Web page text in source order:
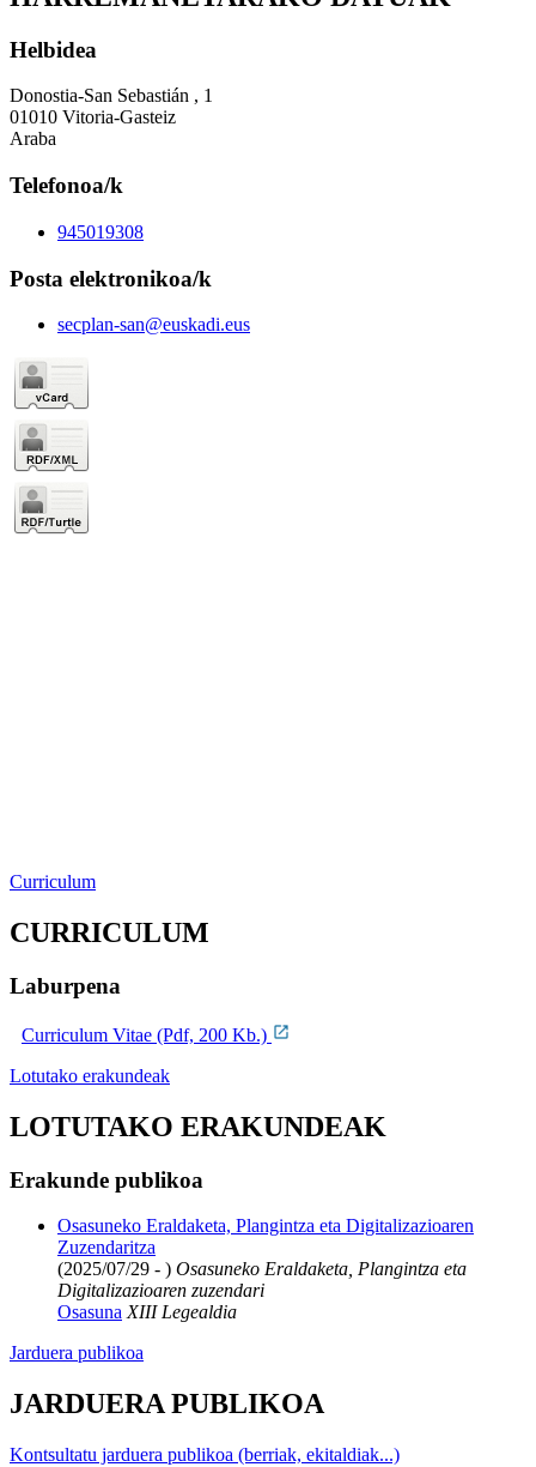
Helbidea
Donostia-San Sebastián , 1
01010 Vitoria-Gasteiz
Araba
Telefonoa/k
945019308
Posta elektronikoa/k
secplan-san@euskadi.eus
Curriculum
CURRICULUM
Laburpena
Curriculum Vitae (Pdf, 200 Kb.)
Lotutako erakundeak
LOTUTAKO ERAKUNDEAK
Erakunde publikoa
Osasuneko Eraldaketa, Plangintza eta Digitalizazioaren
Zuzendaritza
(2025/07/29 - ) Osasuneko Eraldaketa, Plangintza eta
Digitalizazioaren zuzendari
Osasuna XIII Legealdia
Jarduera publikoa
JARDUERA PUBLIKOA
Kontsultatu jarduera publikoa (berriak, ekitaldiak...)